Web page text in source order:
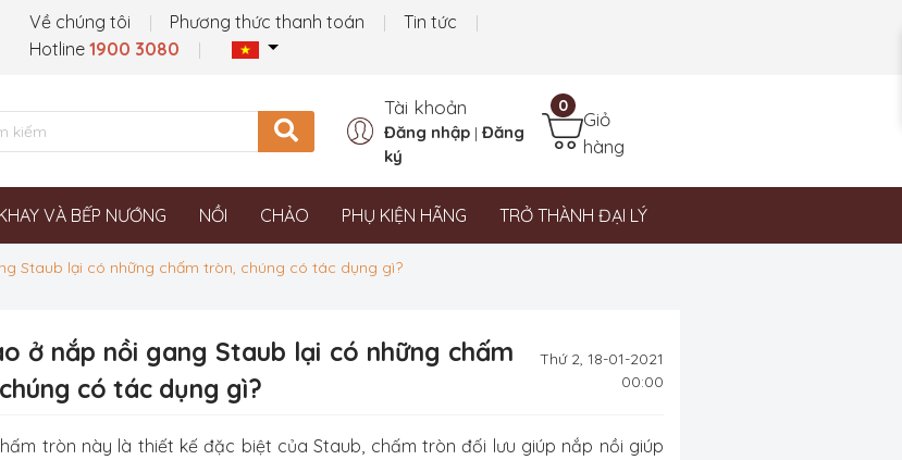
Về chúng tôi Phương thức thanh toán
Tin tức
Hotline1900 3080
Tài khoản
Đăng nhập| Đăng
ký
Giỏ
hàng
0
VÀ BẾP NƯỚNG NỒI CHẢO PHỤ KIỆN HÃNG TRỞ THÀNH ĐẠI LÝ
Staub lại có những chấm tròn, chúng có tác dụng gì?
ở nắp nồi gang Staub lại có những chấm
có tác dụng gì?
Thứ 2, 18-01-2021
00:00
tròn này là thiết kế đặc biệt của Staub, chấm tròn đối lưu giúp nắp nồi giúp